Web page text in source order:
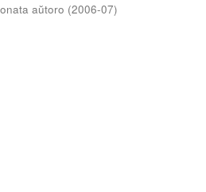
aŭtoro (2006-07)